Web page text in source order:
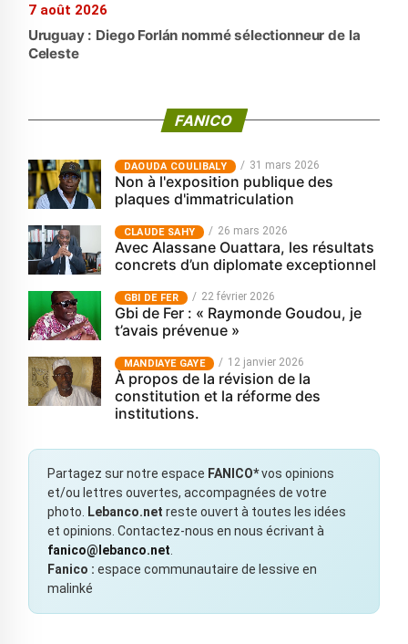
7 août 2026
Uruguay : Diego Forlán nommé sélectionneur de la
Celeste
FANICO
‎DAOUDA COULIBALY 31 mars 2026
Non à l'exposition publique des
plaques d'immatriculation
CLAUDE SAHY 26 mars 2026
Avec Alassane Ouattara, les résultats
concrets d’un diplomate exceptionnel
GBI DE FER 22 février 2026
Gbi de Fer : « Raymonde Goudou, je
t’avais prévenue »
MANDIAYE GAYE 12 janvier 2026
À propos de la révision de la
constitution et la réforme des
institutions.
Partagez sur notre espace FANICO*vos opinions
et/ou lettres ouvertes, accompagnées de votre
photo.
Lebanco.net reste ouvert à toutes les idées
et opinions. Contactez-nous en nous écrivant à
fanico@lebanco.net
Fanico : espace communautaire de lessive en
malinké